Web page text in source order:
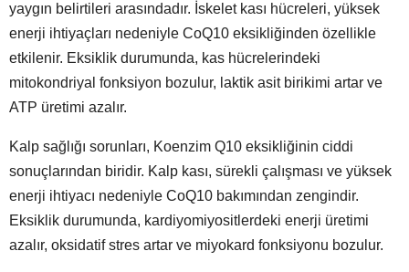
yaygın belirtileri arasındadır. İskelet kası hücreleri, yüksek
enerji ihtiyaçları nedeniyle CoQ10 eksikliğinden özellikle
etkilenir. Eksiklik durumunda, kas hücrelerindeki
mitokondriyal fonksiyon bozulur, laktik asit birikimi artar ve
ATP üretimi azalır.
Kalp sağlığı sorunları, Koenzim Q10 eksikliğinin ciddi
sonuçlarından biridir. Kalp kası, sürekli çalışması ve yüksek
enerji ihtiyacı nedeniyle CoQ10 bakımından zengindir.
Eksiklik durumunda, kardiyomiyositlerdeki enerji üretimi
azalır, oksidatif stres artar ve miyokard fonksiyonu bozulur.